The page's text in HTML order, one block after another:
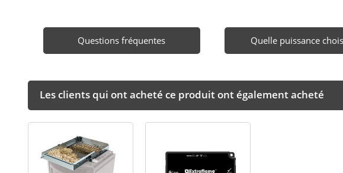
Questions fréquentes Quelle puissance
Les clients qui ont acheté ce produit ont également acheté